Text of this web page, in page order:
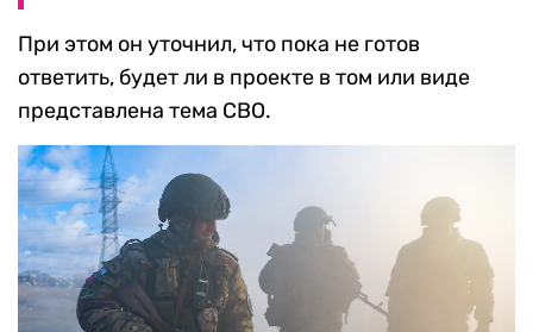
При этом он уточнил, что пока не готов
ответить, будет ли в проекте в том или виде
представлена тема СВО.